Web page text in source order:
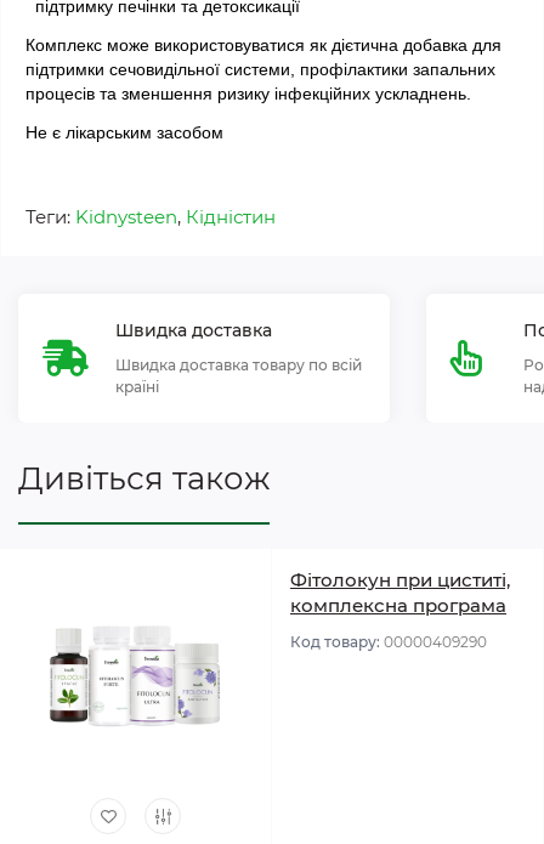
підтримку печінки та детоксикації
Комплекс може використовуватися як дієтична добавка для
підтримки сечовидільної системи, профілактики запальних
процесів та зменшення ризику інфекційних ускладнень.
Не є лікарським засобом
Теги: Kidnysteen, Кідністин
Швидка доставка
Швидка доставка товару по всій
країні
Дивіться також
Фітолокун при циститі,
комплексна програма
Код товару: 00000409290